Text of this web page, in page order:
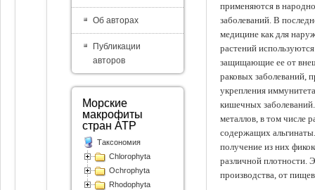
применяются в
заболеваний. В
медицине как для
растений
защищающие ее от
раковых заболеваний,
укрепления
кишечных
металлов, в том числе
содержащих
получение из них
различной плотности.
производства, от
Об авторах
Публикации
авторов
Морские
макрофиты
стран АТР
Таксономия
Chlorophyta
Ochrophyta
Rhodophyta